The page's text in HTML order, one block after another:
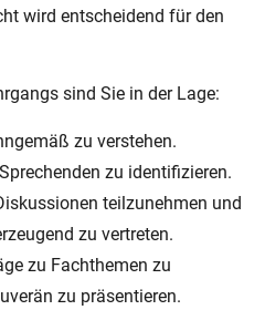
wird entscheidend für den
sind Sie in der Lage:
zu verstehen.
zu identifizieren.
teilzunehmen und
zu vertreten.
zu Fachthemen zu
zu präsentieren.